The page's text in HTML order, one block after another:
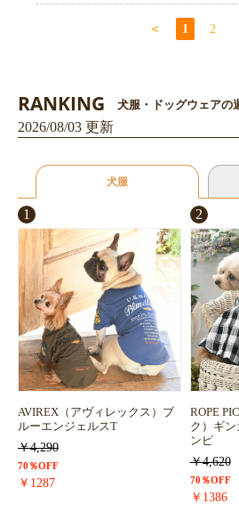
＜ 1 2
RANKING 犬服・ドッグウェアの
2026/08/03 更新
犬服
1
AVIREX（アヴィレックス）ブ
ルーエンジェルスT
￥4,290
70％OFF
￥1287
2
ROPE
ク）ギ
ンピ
￥4,620
70％OFF
￥1386